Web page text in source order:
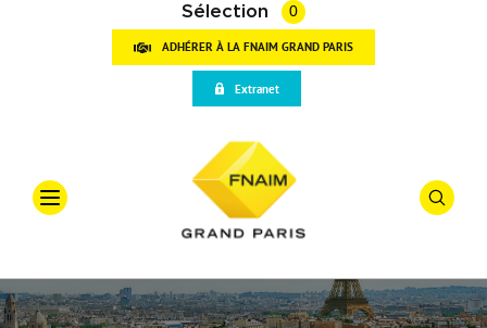
Qui sommes-nous
Partenaires
Sélection 0
ADHÉRER À LA FNAIM GRAND PARIS
Extranet
Offre
Vente
Types